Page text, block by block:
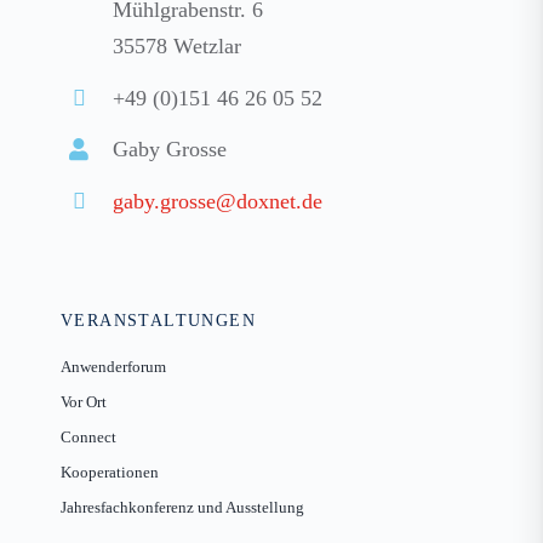
Mühlgrabenstr. 6
35578 Wetzlar
+49 (0)151 46 26 05 52
Gaby Grosse
gaby.grosse@doxnet.de
VERANSTALTUNGEN
Anwenderforum
Vor Ort
Connect
Kooperationen
Jahresfachkonferenz und Ausstellung